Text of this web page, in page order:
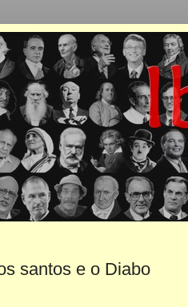
santos e o Diabo